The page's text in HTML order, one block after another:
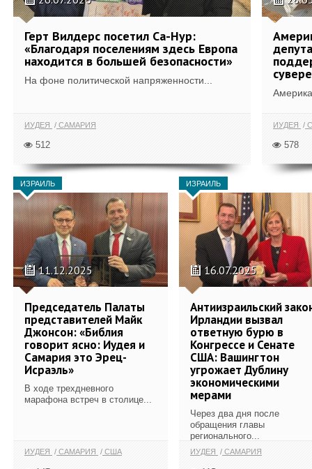
Герт Вилдерс посетил Са-Нур:
«Благодаря поселениям здесь Европа
находится в большей безопасности»
На фоне политической напряженности...
ИУДЕЯ САМАРИЯ
512
ИУДЕЯ
578
ИЗРАИЛЬ
11.12.2025
Председатель Палаты
представителей Майк
Джонсон: «Библия
говорит ясно: Иудея и
Самария это Эрец-
Исраэль»
В ходе трехдневного
марафона встреч в столице...
ИУДЕЯ САМАРИЯ США
ИЗРАИЛЬ
16.07.2025
Антиизраильский
Ирландии вызвал
ответную бурю в
Конгрессе и Сенате
США: Вашингтон
угрожает Дублину
экономическими
мерами
Через два дня после
обращения главы
регионального...
ИУДЕЯ САМАРИЯ